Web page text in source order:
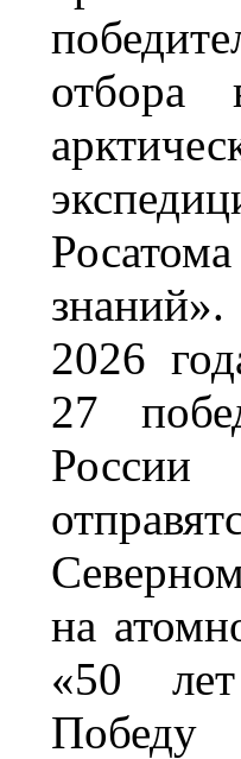
отбора
2026
27
на
«50
Победу